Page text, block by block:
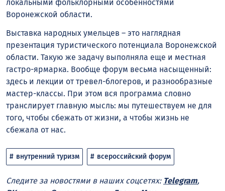
локальными фольклорными особенностями
Воронежской области.
Выставка народных умельцев – это наглядная
презентация туристического потенциала Воронежской
области. Такую же задачу выполняла еще и местная
гастро-ярмарка. Вообще форум весьма насыщенный:
здесь и лекции от тревел-блогеров, и разнообразные
мастер-классы. При этом вся программа словно
транслирует главную мысль: мы путешествуем не для
того, чтобы сбежать от жизни, а чтобы жизнь не
сбежала от нас.
внутренний туризм всероссийский форум
Следите за новостями в наших соцсетях: Telegram,